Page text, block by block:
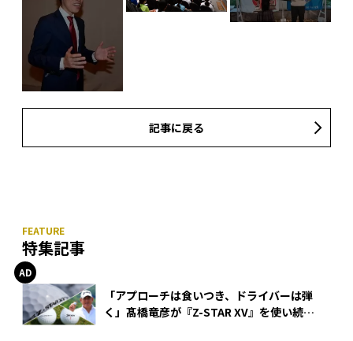
記事に戻る
特集記事
「アプローチは食いつき、ドライバーは弾
く」髙橋竜彦が『Z-STAR XV』を使い続け